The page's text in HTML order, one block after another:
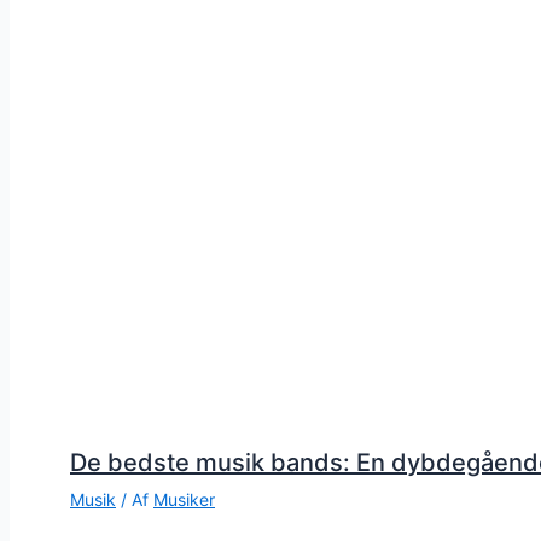
De bedste musik bands: En
Musik / Af Musiker